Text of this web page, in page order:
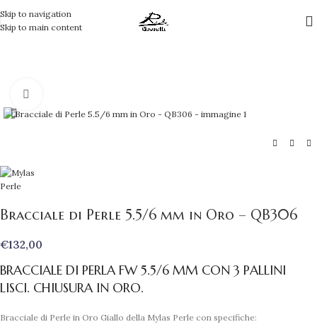
Skip to navigation
Skip to main content
Bracciale di Perle 5.5/6 mm in Oro – QB306
€132,00
BRACCIALE DI PERLA FW 5.5/6 MM CON 3 PALLINI
LISCI. CHIUSURA IN ORO.
Bracciale di Perle in Oro Giallo della Mylas Perle con specifiche: